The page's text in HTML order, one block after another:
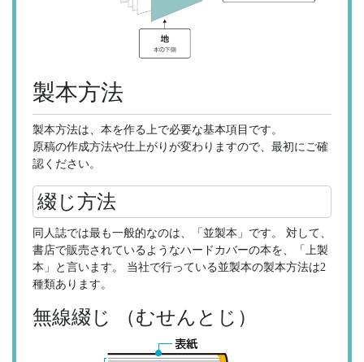
製本方法
製本方法は、本を作る上で必要な基本項目です。
原稿の作成方法や仕上がりが変わりますので、最初にご確
認ください。
綴じ方法
同人誌では最も一般的なのは、「並製本」です。 対して、
書店で販売されているようなハードカバーの本を、「上製
本」と言います。 当社で行っている並製本の製本方法は2
種類あります。
無線綴じ （むせんとじ）